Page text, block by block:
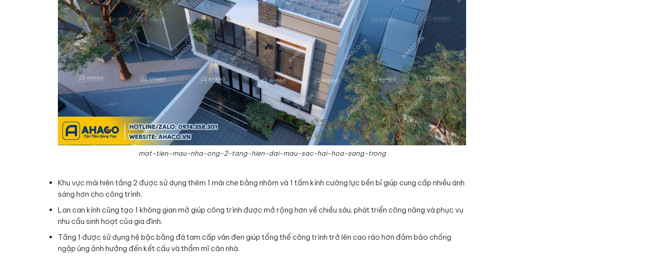
mat-tien-mau-nha-ong-2-tang-hien-dai-mau-sac-hai-hoa-sang-trong
Khu vực mái hiên tầng 2 được sử dụng thêm 1 mái che bằng nhôm và 1 tấm kính cường lực bền bỉ giúp cung cấp nhiều ánh
sáng hơn cho công trình.
Lan can kính cũng tạo 1 không gian mở giúp công trình được mở rộng hơn về chiều sâu, phát triển công năng và phục vụ
nhu cầu sinh hoạt của gia đình.
Tầng 1 được sử dụng hệ bậc bằng đá tam cấp vân đen giúp tổng thể công trình trở lên cao ráo hơn đảm bảo chống
ngập úng ảnh hưởng đến kết cấu và thẩm mĩ căn nhà.